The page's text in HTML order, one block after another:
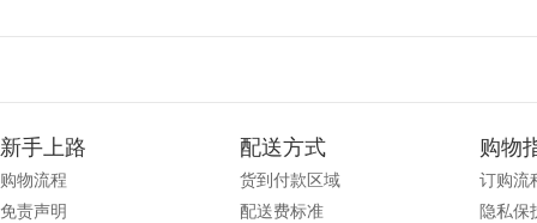
新手上路
购物流程
免责声明
配送方式
货到付款区域
配送费标准
购物
订购流
隐私保